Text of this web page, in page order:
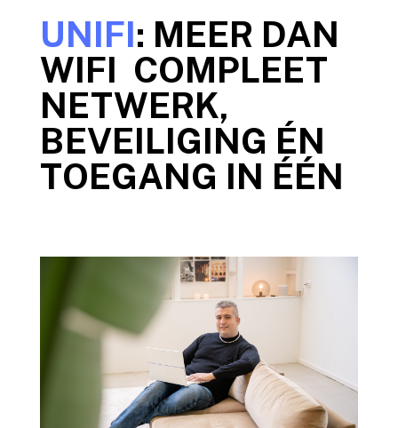
UNIFI: MEER DAN
WIFI COMPLEET
NETWERK,
BEVEILIGING ÉN
TOEGANG IN ÉÉN